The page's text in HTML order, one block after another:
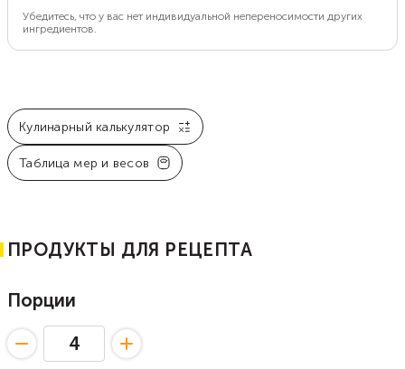
Убедитесь, что у вас нет индивидуальной непереносимости других
ингредиентов.
Кулинарный калькулятор
Таблица мер и весов
ПРОДУКТЫ ДЛЯ РЕЦЕПТА
Порции